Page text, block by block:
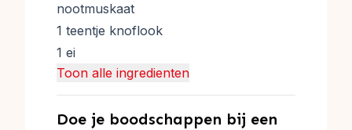
nootmuskaat
1 teentje knoflook
1 ei
Toon alle ingredienten
Doe je boodschappen bij een